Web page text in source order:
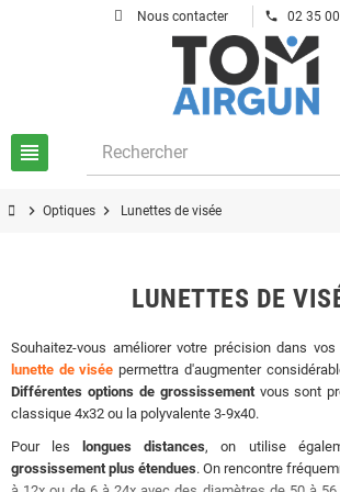
Nous contacter phone 02 35
view_headline
chevron_right Optiques chevron_right Lunettes de visée
LUNETTES DE
Souhaitez-vous améliorer votre précision dans
lunette de visée permettra d'augmenter
Différentes options de grossissementvous sont
classique 4x32 ou la polyvalente 3-9x40.
Pour les
longues distances, on utilise
grossissement plus étendues. On rencontre